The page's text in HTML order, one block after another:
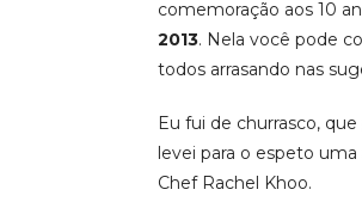
comemoração aos 10
2013. Nela você pode
todos arrasando nas
Eu fui de churrasco,
levei para o espeto uma
Chef Rachel Khoo.